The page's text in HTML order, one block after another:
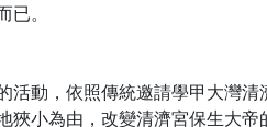
。
動，依照傳統邀請學甲大灣
小為由，改變清濟宮保生大